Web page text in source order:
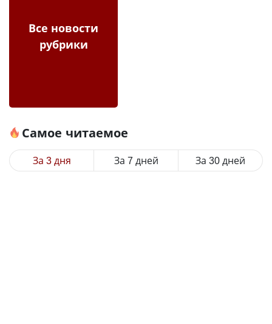
Все новости
рубрики
Самое читаемое
За 3 дня За 7 дней За 30 дней